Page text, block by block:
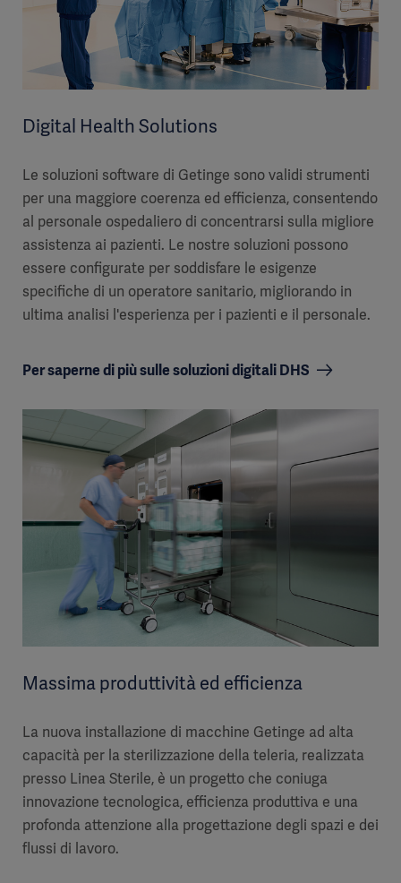
Digital Health Solutions
Le soluzioni software di Getinge sono validi strumenti
per una maggiore coerenza ed efficienza, consentendo
al personale ospedaliero di concentrarsi sulla migliore
assistenza ai pazienti. Le nostre soluzioni possono
essere configurate per soddisfare le esigenze
specifiche di un operatore sanitario, migliorando in
ultima analisi l'esperienza per i pazienti e il personale.
Per saperne di più sulle soluzioni digitali DHS
Massima produttività ed efficienza
La nuova installazione di macchine Getinge ad alta
capacità per la sterilizzazione della teleria, realizzata
presso Linea Sterile, è un progetto che coniuga
innovazione tecnologica, efficienza produttiva e una
profonda attenzione alla progettazione degli spazi e dei
flussi di lavoro.